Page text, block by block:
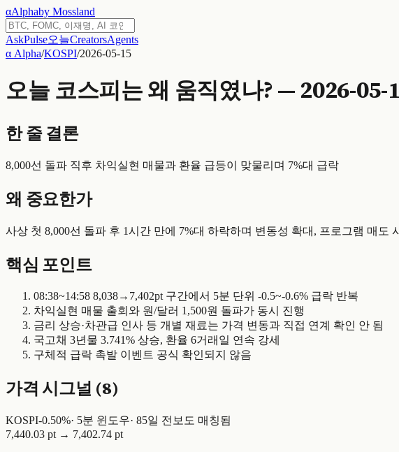
αAlphaby Mossland
AskPulse오늘CreatorsAgents
α Alpha/KOSPI/2026-05-15
오늘 코스피는 왜 움직였나? — 2026-05-
한 줄 결론
8,000선 돌파 직후 차익실현 매물과 환율 급등이 맞물리며 7%대 급락
왜 중요한가
사상 첫 8,000선 돌파 후 1시간 만에 7%대 하락하며 변동성 확대, 프로그램 매도
핵심 포인트
08:38~14:58 8,038→7,402pt 구간에서 5분 단위 -0.5~-0.6% 급락 반복
차익실현 매물 출회와 원/달러 1,500원 돌파가 동시 진행
금리 상승·차관급 인사 등 개별 재료는 가격 변동과 직접 연계 확인 안 됨
국고채 3년물 3.741% 상승, 환율 6거래일 연속 강세
구체적 급락 촉발 이벤트 공식 확인되지 않음
가격 시그널 (8)
KOSPI-0.50%· 5분 윈도우· 85일 전 보도 매칭됨
7,440.03 pt → 7,402.74 pt